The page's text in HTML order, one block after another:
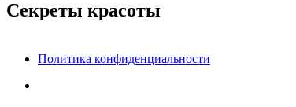
Секреты красоты
Политика конфиденциальности